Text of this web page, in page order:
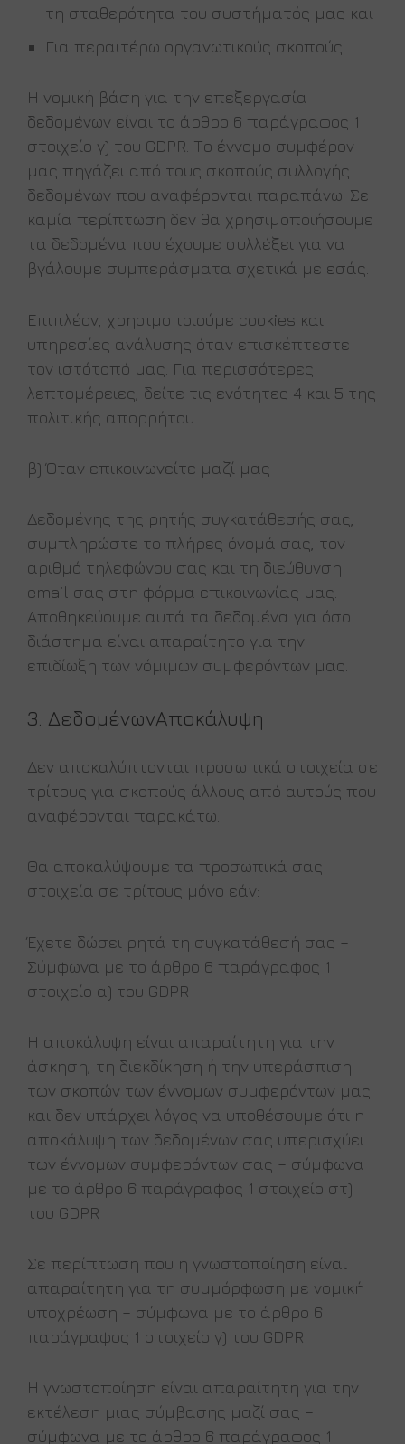
τη σταθερότητα του συστήματός μας και
Για περαιτέρω οργανωτικούς σκοπούς.
Η νομική βάση για την επεξεργασία
δεδομένων είναι το άρθρο 6 παράγραφος 1
στοιχείο γ) του GDPR. Το έννομο συμφέρον
μας πηγάζει από τους σκοπούς συλλογής
δεδομένων που αναφέρονται παραπάνω. Σε
καμία περίπτωση δεν θα χρησιμοποιήσουμε
τα δεδομένα που έχουμε συλλέξει για να
βγάλουμε συμπεράσματα σχετικά με εσάς.
Επιπλέον, χρησιμοποιούμε cookies και
υπηρεσίες ανάλυσης όταν επισκέπτεστε
τον ιστότοπό μας. Για περισσότερες
λεπτομέρειες, δείτε τις ενότητες 4 και 5 της
πολιτικής απορρήτου.
β) Όταν επικοινωνείτε μαζί μας
Δεδομένης της ρητής συγκατάθεσής σας,
συμπληρώστε το πλήρες όνομά σας, τον
αριθμό τηλεφώνου σας και τη διεύθυνση
email σας στη φόρμα επικοινωνίας μας.
Αποθηκεύουμε αυτά τα δεδομένα για όσο
διάστημα είναι απαραίτητο για την
επιδίωξη των νόμιμων συμφερόντων μας.
3. ΔεδομένωνΑποκάλυψη
Δεν αποκαλύπτονται προσωπικά στοιχεία σε
τρίτους για σκοπούς άλλους από αυτούς που
αναφέρονται παρακάτω.
Θα αποκαλύψουμε τα προσωπικά σας
στοιχεία σε τρίτους μόνο εάν:
Έχετε δώσει ρητά τη συγκατάθεσή σας –
Σύμφωνα με το άρθρο 6 παράγραφος 1
στοιχείο α) του GDPR
Η αποκάλυψη είναι απαραίτητη για την
άσκηση, τη διεκδίκηση ή την υπεράσπιση
των σκοπών των έννομων συμφερόντων μας
και δεν υπάρχει λόγος να υποθέσουμε ότι η
αποκάλυψη των δεδομένων σας υπερισχύει
των έννομων συμφερόντων σας – σύμφωνα
με το άρθρο 6 παράγραφος 1 στοιχείο στ)
του GDPR
Σε περίπτωση που η γνωστοποίηση είναι
απαραίτητη για τη συμμόρφωση με νομική
υποχρέωση – σύμφωνα με το άρθρο 6
παράγραφος 1 στοιχείο γ) του GDPR
Η γνωστοποίηση είναι απαραίτητη για την
εκτέλεση μιας σύμβασης μαζί σας –
σύμφωνα με το άρθρο 6 παράγραφος 1